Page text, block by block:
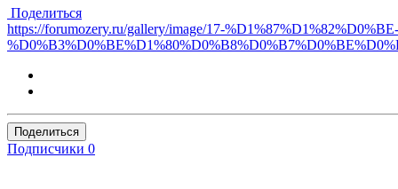
Поделиться
https://forumozery.ru/gallery/image/17-
Поделиться
Подписчики 0